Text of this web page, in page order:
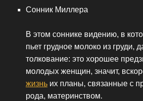
Сонник Миллера
В этом соннике видению, в
пьет грудное молоко из груди,
толкование: это хорошее
молодых женщин, значит,
жизнь их планы, связанные с
рода, материнством.